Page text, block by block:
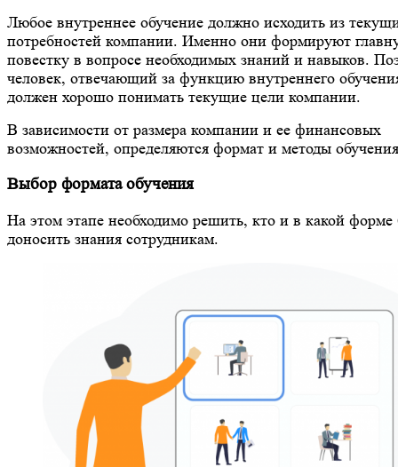
Любое внутреннее обучение должно исходить из
потребностей компании. Именно они формируют
повестку в вопросе необходимых знаний и навыков.
человек, отвечающий за функцию внутреннего
должен хорошо понимать текущие цели компании.
В зависимости от размера компании и ее финансовых
возможностей, определяются формат и методы
Выбор формата обучения
На этом этапе необходимо решить, кто и в какой форме
доносить знания сотрудникам.